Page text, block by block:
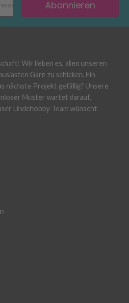
Abonnieren
Wir lieben es, allen unseren
Garn zu schicken. Ein
nächste Projekt gefällig? Unsere
Muster wartet darauf,
Lindehobby-Team wünscht